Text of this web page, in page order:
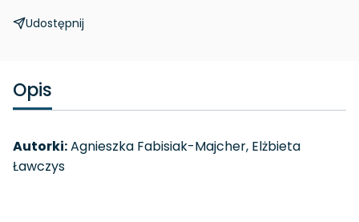
Udostępnij
Opis
Autorki:Agnieszka Fabisiak-Majcher, Elżbieta
Ławczys